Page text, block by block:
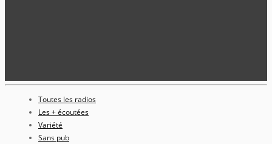
Toutes les radios
Les + écoutées
Variété
Sans pub